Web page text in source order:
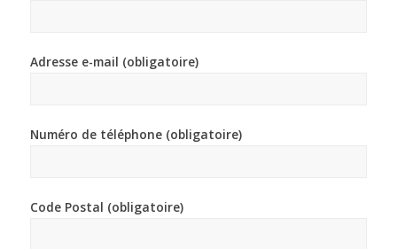
Adresse e-mail (obligatoire)
Numéro de téléphone (obligatoire)
Code Postal (obligatoire)